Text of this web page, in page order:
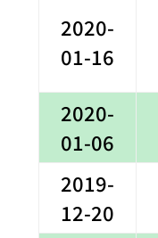
2020-
01-16
2020-
01-06
2019-
12-20